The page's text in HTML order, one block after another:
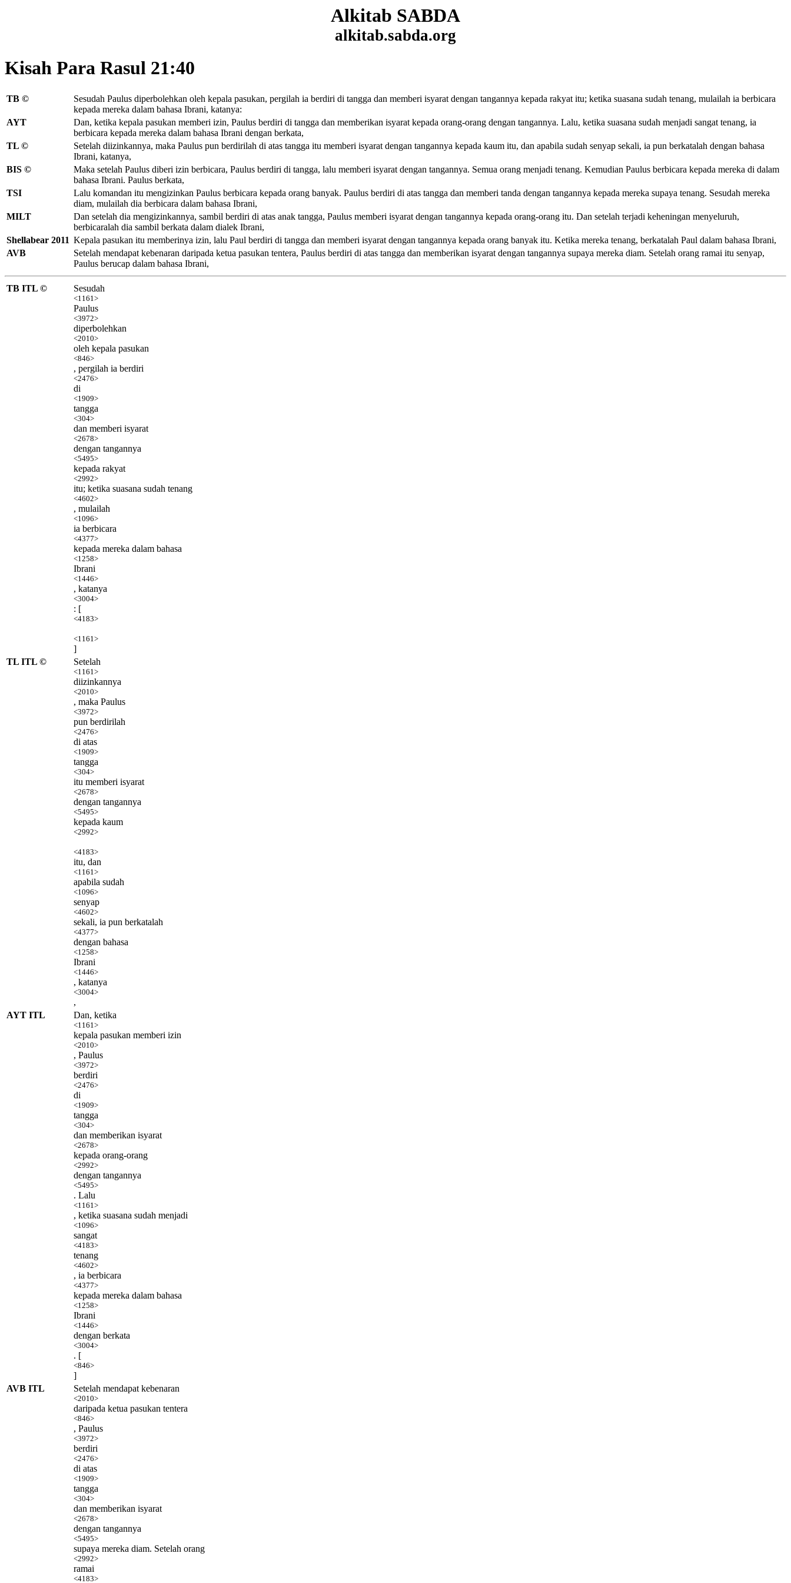
Alkitab SABDA
alkitab.sabda.org
Kisah Para Rasul 21:40
TB © Sesudah Paulus diperbolehkan oleh kepala pasukan, pergilah ia berdiri di tangga dan memberi isyarat dengan tangannya kepada rakyat itu; ketika suasana sudah tenang, mulailah ia berbicara
kepada mereka dalam bahasa Ibrani, katanya:
AYT
Dan, ketika kepala pasukan memberi izin, Paulus berdiri di tangga dan memberikan isyarat kepada orang-orang dengan tangannya. Lalu, ketika suasana sudah menjadi sangat tenang, ia
berbicara kepada mereka dalam bahasa Ibrani dengan berkata,
TL ©
Setelah diizinkannya, maka Paulus pun berdirilah di atas tangga itu memberi isyarat dengan tangannya kepada kaum itu, dan apabila sudah senyap sekali, ia pun berkatalah dengan bahasa
Ibrani, katanya,
BIS ©
Maka setelah Paulus diberi izin berbicara, Paulus berdiri di tangga, lalu memberi isyarat dengan tangannya. Semua orang menjadi tenang. Kemudian Paulus berbicara kepada mereka di dalam
bahasa Ibrani. Paulus berkata,
TSI
Lalu komandan itu mengizinkan Paulus berbicara kepada orang banyak. Paulus berdiri di atas tangga dan memberi tanda dengan tangannya kepada mereka supaya tenang. Sesudah mereka
diam, mulailah dia berbicara dalam bahasa Ibrani,
MILT
Dan setelah dia mengizinkannya, sambil berdiri di atas anak tangga, Paulus memberi isyarat dengan tangannya kepada orang-orang itu. Dan setelah terjadi keheningan menyeluruh,
berbicaralah dia sambil berkata dalam dialek Ibrani,
Shellabear 2011 Kepala pasukan itu memberinya izin, lalu Paul berdiri di tangga dan memberi isyarat dengan tangannya kepada orang banyak itu. Ketika mereka tenang, berkatalah Paul dalam bahasa Ibrani,
AVB
Setelah mendapat kebenaran daripada ketua pasukan tentera, Paulus berdiri di atas tangga dan memberikan isyarat dengan tangannya supaya mereka diam. Setelah orang ramai itu senyap,
Paulus berucap dalam bahasa Ibrani,
TB ITL © Sesudah
<1161>
Paulus
<3972>
diperbolehkan
<2010>
oleh kepala pasukan
<846>
, pergilah ia berdiri
<2476>
di
<1909>
tangga
<304>
dan memberi isyarat
<2678>
dengan tangannya
<5495>
kepada rakyat
<2992>
itu; ketika suasana sudah tenang
<4602>
, mulailah
<1096>
ia berbicara
<4377>
kepada mereka dalam bahasa
<1258>
Ibrani
<1446>
, katanya
<3004>
: [
<4183>
<1161>
]
TL ITL ©
Setelah
<1161>
diizinkannya
<2010>
, maka Paulus
<3972>
pun berdirilah
<2476>
di atas
<1909>
tangga
<304>
itu memberi isyarat
<2678>
dengan tangannya
<5495>
kepada kaum
<2992>
<4183>
itu, dan
<1161>
apabila sudah
<1096>
senyap
<4602>
sekali, ia pun berkatalah
<4377>
dengan bahasa
<1258>
Ibrani
<1446>
, katanya
<3004>
,
AYT ITL
Dan, ketika
<1161>
kepala pasukan memberi izin
<2010>
, Paulus
<3972>
berdiri
<2476>
di
<1909>
tangga
<304>
dan memberikan isyarat
<2678>
kepada orang-orang
<2992>
dengan tangannya
<5495>
. Lalu
<1161>
, ketika suasana sudah menjadi
<1096>
sangat
<4183>
tenang
<4602>
, ia berbicara
<4377>
kepada mereka dalam bahasa
<1258>
Ibrani
<1446>
dengan berkata
<3004>
. [
<846>
]
AVB ITL
Setelah mendapat kebenaran
<2010>
daripada ketua pasukan tentera
<846>
, Paulus
<3972>
berdiri
<2476>
di atas
<1909>
tangga
<304>
dan memberikan isyarat
<2678>
dengan tangannya
<5495>
supaya mereka diam. Setelah orang
<2992>
ramai
<4183>